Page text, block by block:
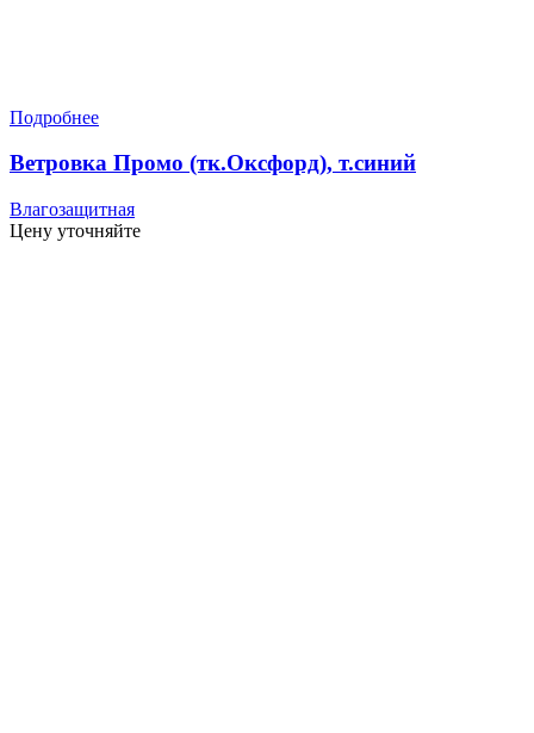
Подробнее
Ветровка Промо (тк.Оксфорд), т.синий
Влагозащитная
Цену уточняйте